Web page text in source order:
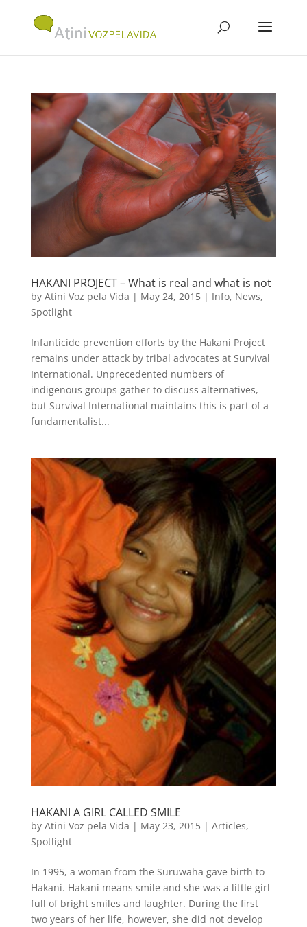
HAKANI PROJECT – What is real and what is not
by Atini Voz pela Vida | May 24, 2015| Info, News,
Spotlight
Infanticide prevention efforts by the Hakani Project
remains under attack by tribal advocates at Survival
International. Unprecedented numbers of
indigenous groups gather to discuss alternatives,
but Survival International maintains this is part of a
fundamentalist...
HAKANI A GIRL CALLED SMILE
by Atini Voz pela Vida | May 23, 2015| Articles,
Spotlight
In 1995, a woman from the Suruwaha gave birth to
Hakani. Hakani means smile and she was a little girl
full of bright smiles and laughter. During the first
two years of her life, however, she did not develop